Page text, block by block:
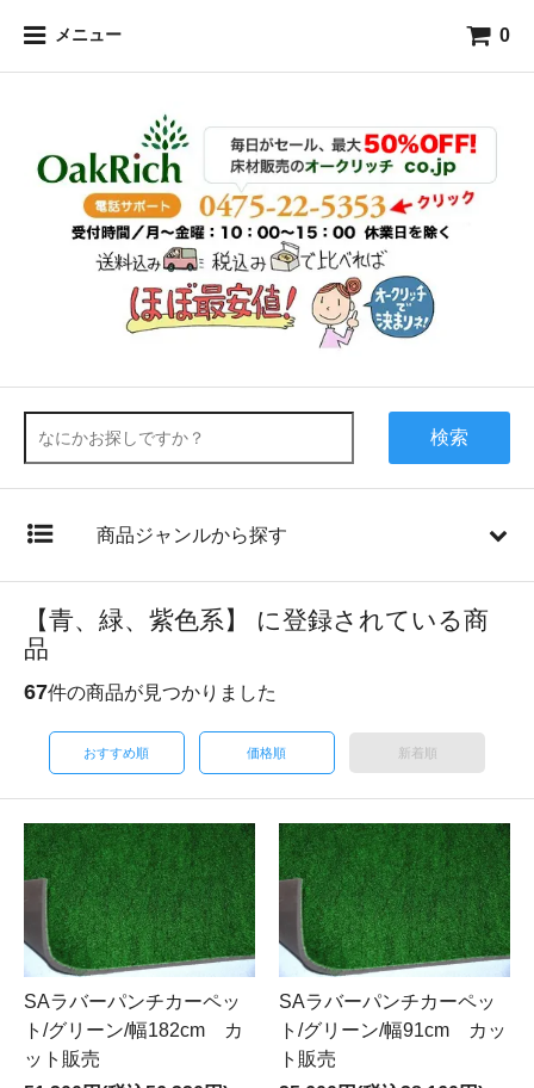
メニュー 0
検索
商品ジャンルから探す
【青、緑、紫色系】 に登録されている商
品
67件の商品が見つかりました
おすすめ順 価格順 新着順
SAラバーパンチカーペッ
ト/グリーン/幅182cm カ
ット販売
SAラバーパンチカーペッ
ト/グリーン/幅91cm カッ
ト販売